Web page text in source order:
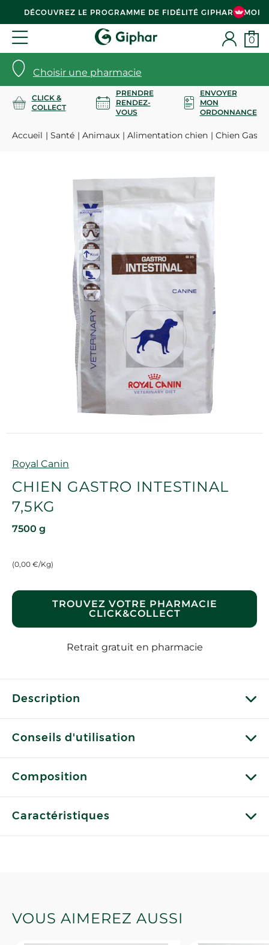
DÉCOUVREZ LE PROGRAMME DE FIDÉLITÉ GIPHAR & MOI
Choisir une pharmacie
0
CLICK &
COLLECT
PRENDRE
RENDEZ-
VOUS
ENVOYER
MON
ORDONNANCE
Accueil Santé Animaux Alimentation chien Chien
Marque
Royal Canin
CHIEN GASTRO INTESTINAL
7,5KG
7500 g
(0,00 €/Kg)
TROUVEZ VOTRE PHARMACIE
CLICK&COLLECT
Retrait gratuit en pharmacie
Description
Conseils d'utilisation
Composition
Caractéristiques
VOUS AIMEREZ AUSSI